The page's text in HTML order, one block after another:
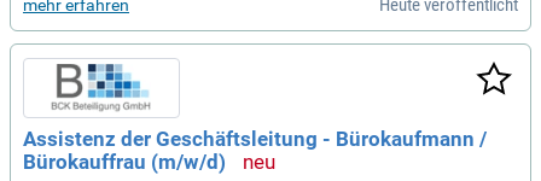
mehr erfahren Heute veröffentlicht
Assistenz der Geschäftsleitung - Bürokaufmann /
Bürokauffrau (m/w/d)